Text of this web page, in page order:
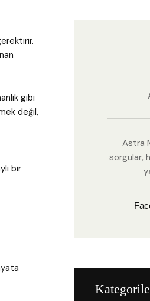
gibi
değil,
bir
Astra
sorgular,